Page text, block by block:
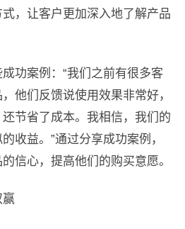
，让客户更加深入地了解产品
功案例：“我们之前有很多客
他们反馈说使用效果非常好，
节省了成本。我相信，我们的
收益。”通过分享成功案例，
信心，提高他们的购买意愿。
赢